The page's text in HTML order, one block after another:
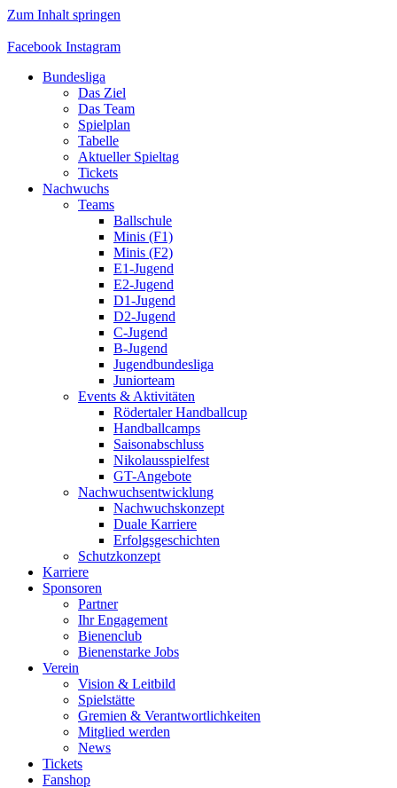
Zum Inhalt springen
Facebook Instagram
Bundesliga
Das Ziel
Das Team
Spielplan
Tabelle
Aktueller Spieltag
Tickets
Nachwuchs
Teams
Ballschule
Minis (F1)
Minis (F2)
E1-Jugend
E2-Jugend
D1-Jugend
D2-Jugend
C-Jugend
B-Jugend
Jugendbundesliga
Juniorteam
Events & Aktivitäten
Rödertaler Handballcup
Handballcamps
Saisonabschluss
Nikolausspielfest
GT-Angebote
Nachwuchsentwicklung
Nachwuchskonzept
Duale Karriere
Erfolgsgeschichten
Schutzkonzept
Karriere
Sponsoren
Partner
Ihr Engagement
Bienenclub
Bienenstarke Jobs
Verein
Vision & Leitbild
Spielstätte
Gremien & Verantwortlichkeiten
Mitglied werden
News
Tickets
Fanshop